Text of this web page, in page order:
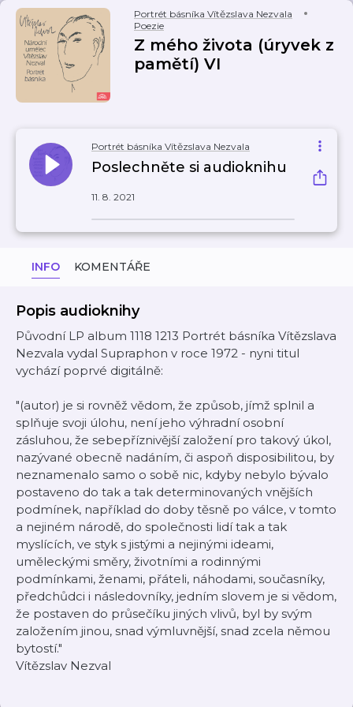
Portrét básníka Vítězslava Nezvala
Poezie
Z mého života (úryvek z
pamětí) VI
Portrét básníka Vítězslava Nezvala
Poslechněte si audioknihu
11. 8. 2021
INFO KOMENTÁŘE
Popis audioknihy
Původní LP album 1118 1213 Portrét básníka Vítězslava
Nezvala vydal Supraphon v roce 1972 - nyni titul
vychází poprvé digitálně:
"(autor) je si rovněž vědom, že způsob, jímž splnil a
splňuje svoji úlohu, není jeho výhradní osobní
zásluhou, že sebepříznivější založení pro takový úkol,
nazývané obecně nadáním, či aspoň disposibilitou, by
neznamenalo samo o sobě nic, kdyby nebylo bývalo
postaveno do tak a tak determinovaných vnějších
podmínek, například do doby těsně po válce, v tomto
a nejiném národě, do společnosti lidí tak a tak
myslících, ve styk s jistými a nejinými ideami,
uměleckými směry, životními a rodinnými
podmínkami, ženami, přáteli, náhodami, současníky,
předchůdci i následovníky, jedním slovem je si vědom,
že postaven do průsečíku jiných vlivů, byl by svým
založením jinou, snad výmluvnější, snad zcela němou
bytostí."
Vítězslav Nezval